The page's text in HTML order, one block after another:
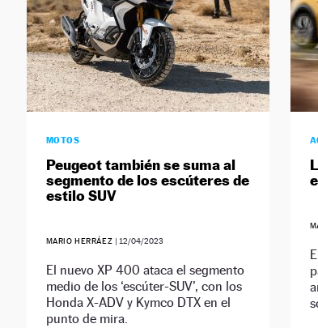
MOTOS
Peugeot también se suma al
segmento de los escúteres de
estilo SUV
MARIO HERRÁEZ | 12/04/2023
El nuevo XP 400 ataca el segmento
medio de los ‘escúter-SUV’, con los
Honda X-ADV y Kymco DTX en el
punto de mira.